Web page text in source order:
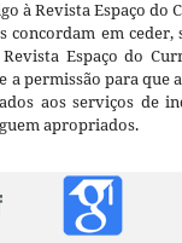
à Revista Espaço do
concordam em ceder,
Espaço do
a permissão para que
aos serviços de
apropriados.